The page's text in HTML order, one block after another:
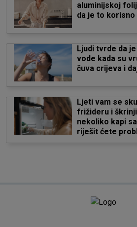
aluminijskoj
da je to korisno
Ljudi tvrde da
vode kada su
čuva crijeva i
Ljeti vam se
frižideru i
nekoliko kapi
riješit ćete